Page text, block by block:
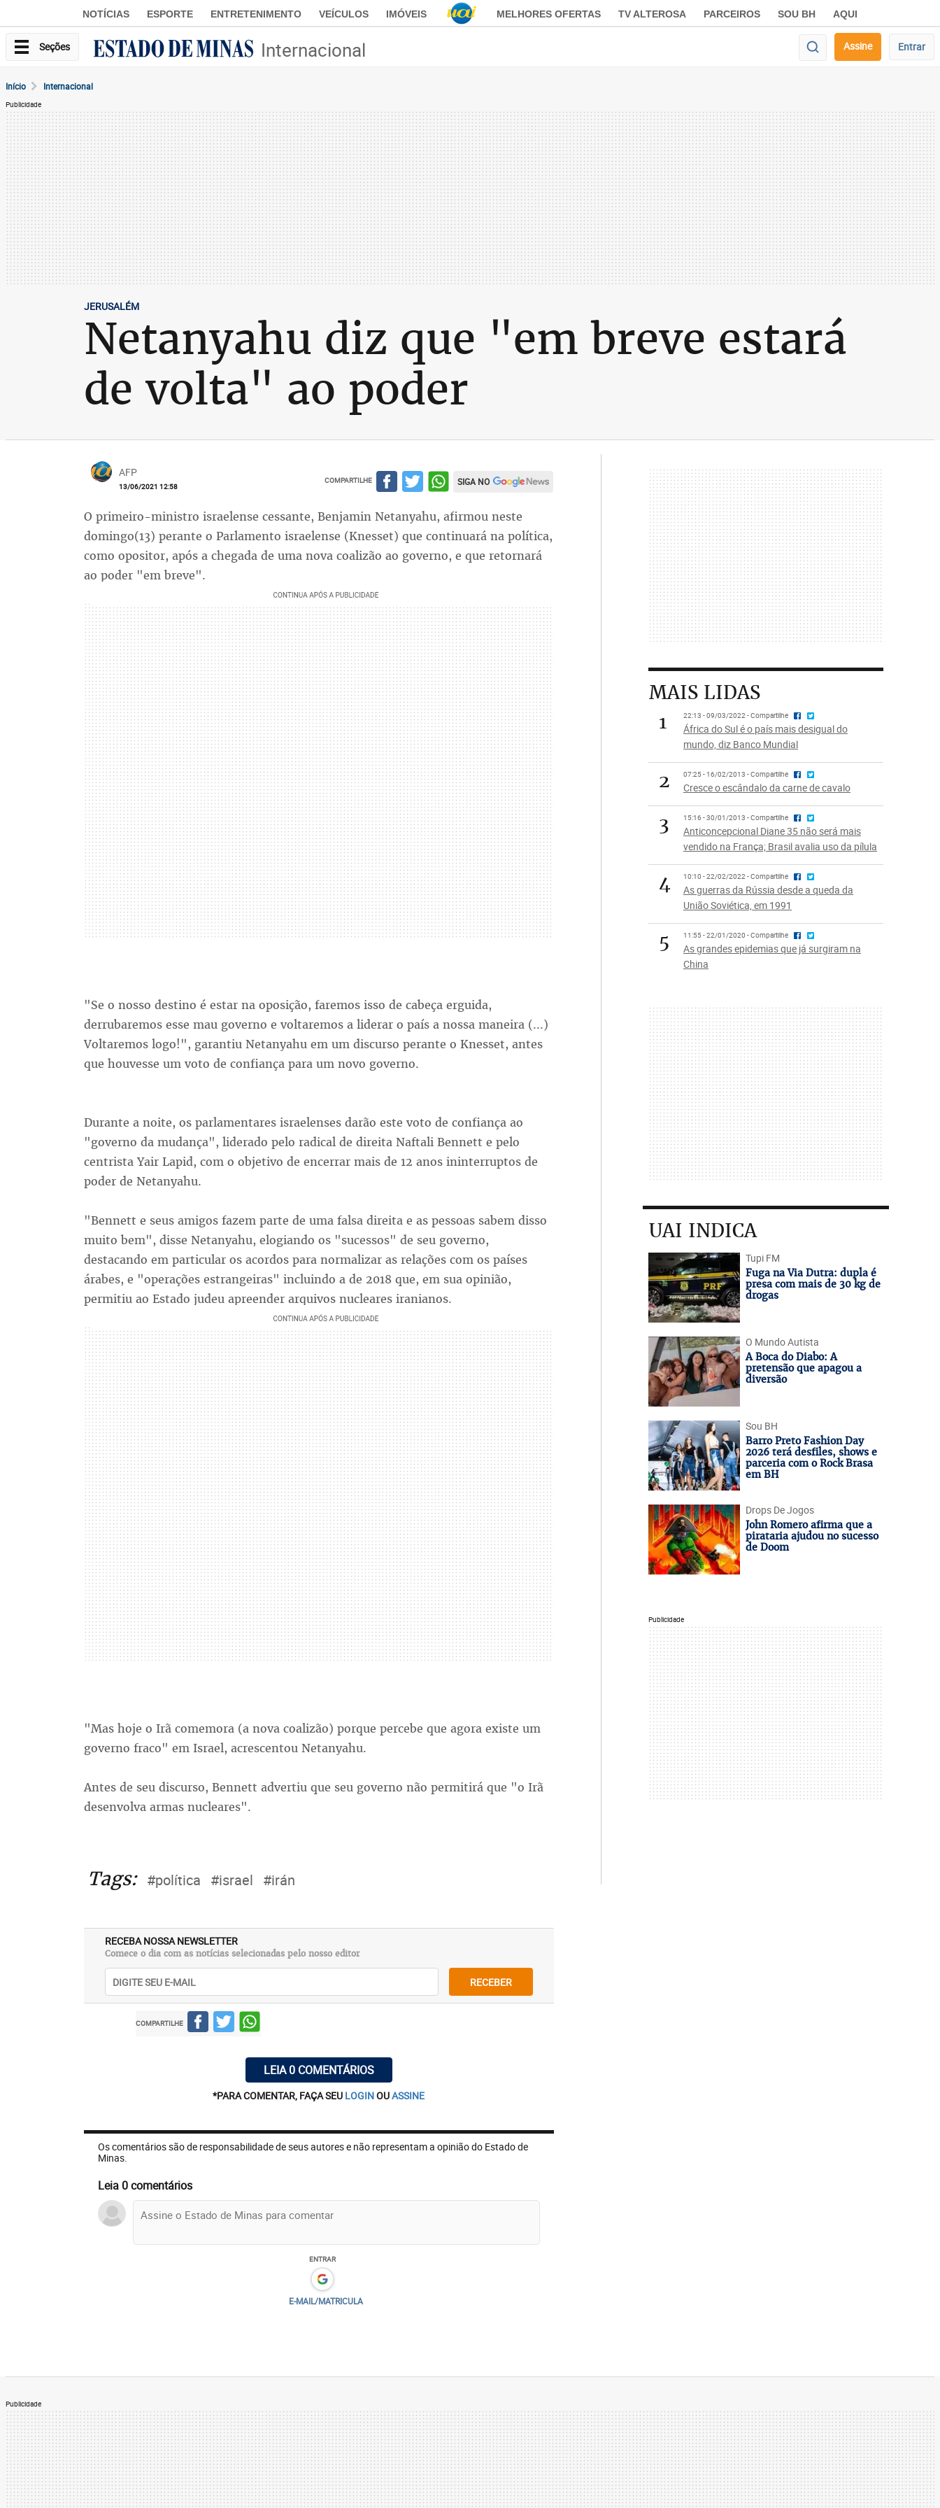
NOTÍCIAS ESPORTE ENTRETENIMENTO VEÍCULOS IMÓVEIS MELHORES OFERTAS TV ALTEROSA PARCEIROS SOU BH AQUI
Seções Internacional Assine Entrar
Início Internacional
Publicidade
JERUSALÉM
Netanyahu diz que "em breve estará
de volta" ao poder
AFP
13/06/2021 12:58
COMPARTILHE SIGA NO
O primeiro-ministro israelense cessante, Benjamin Netanyahu, afirmou neste
domingo(13) perante o Parlamento israelense (Knesset) que continuará na política,
como opositor, após a chegada de uma nova coalizão ao governo, e que retornará
ao poder "em breve".
"Se o nosso destino é estar na oposição, faremos isso de cabeça erguida,
derrubaremos esse mau governo e voltaremos a liderar o país a nossa maneira (...)
Voltaremos logo!", garantiu Netanyahu em um discurso perante o Knesset, antes
que houvesse um voto de confiança para um novo governo.
Durante a noite, os parlamentares israelenses darão este voto de confiança ao
"governo da mudança", liderado pelo radical de direita Naftali Bennett e pelo
centrista Yair Lapid, com o objetivo de encerrar mais de 12 anos ininterruptos de
poder de Netanyahu.
"Bennett e seus amigos fazem parte de uma falsa direita e as pessoas sabem disso
muito bem", disse Netanyahu, elogiando os "sucessos" de seu governo,
destacando em particular os acordos para normalizar as relações com os países
árabes, e "operações estrangeiras" incluindo a de 2018 que, em sua opinião,
permitiu ao Estado judeu apreender arquivos nucleares iranianos.
"Mas hoje o Irã comemora (a nova coalizão) porque percebe que agora existe um
governo fraco" em Israel, acrescentou Netanyahu.
Antes de seu discurso, Bennett advertiu que seu governo não permitirá que "o Irã
desenvolva armas nucleares".
Tags: #política #israel #irán
RECEBA NOSSA NEWSLETTER
Comece o dia com as notícias selecionadas pelo nosso editor
RECEBER
COMPARTILHE
LEIA 0 COMENTÁRIOS
*PARA COMENTAR, FAÇA SEU LOGINOUASSINE
Os comentários são de responsabilidade de seus autores e não representam a opinião do Estado de
Minas.
Leia 0 comentários
ENTRAR
E-MAIL/MATRICULA
MAIS LIDAS
1
22:13 - 09/03/2022 - Compartilhe
África do Sul é o país mais desigual do
mundo, diz Banco Mundial
2 07:25 - 16/02/2013 - Compartilhe
Cresce o escândalo da carne de cavalo
3 15:16 - 30/01/2013 - Compartilhe
Anticoncepcional Diane 35 não será mais
vendido na França; Brasil avalia uso da pílula
4 10:10 - 22/02/2022 - Compartilhe
As guerras da Rússia desde a queda da
União Soviética, em 1991
5 11:55 - 22/01/2020 - Compartilhe
As grandes epidemias que já surgiram na
China
UAI INDICA
Tupi FM
Fuga na Via Dutra: dupla é
presa com mais de 30 kg de
drogas
O Mundo Autista
A Boca do Diabo: A
pretensão que apagou a
diversão
Sou BH
Barro Preto Fashion Day
2026 terá desfiles, shows e
parceria com o Rock Brasa
em BH
Drops De Jogos
John Romero afirma que a
pirataria ajudou no sucesso
de Doom
Publicidade
Publicidade